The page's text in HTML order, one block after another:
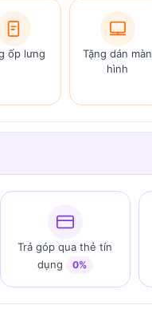
ốp lưng
Tặng dán màn
hình
Trả góp qua thẻ tín
dụng
0%